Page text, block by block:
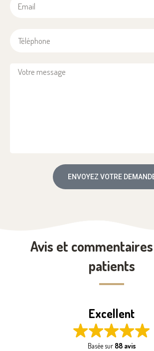
ENVOYEZ VOTRE
Avis et
patients
Excellent
Basée sur 88 avis